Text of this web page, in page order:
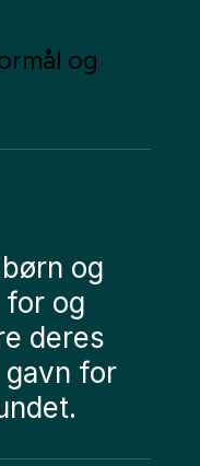
og
og
for og
deres
for